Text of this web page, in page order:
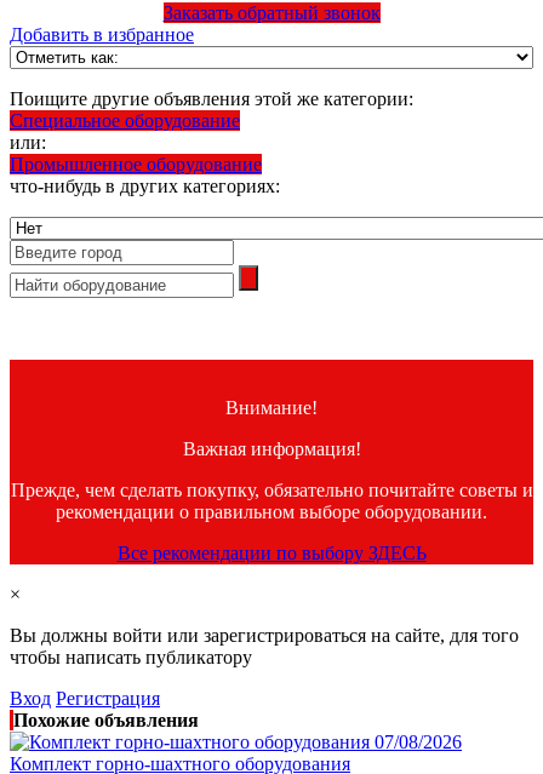
Заказать обратный звонок
Добавить в избранное
Поищите другие объявления этой же категории:
Специальное оборудование
или:
Промышленное оборудование
что-нибудь в других категориях:
Внимание!
Важная информация!
Прежде, чем сделать покупку, обязательно почитайте советы и
рекомендации о правильном выборе оборудовании.
Все рекомендации по выбору ЗДЕСЬ
×
Вы должны войти или зарегистрироваться на сайте, для того
чтобы написать публикатору
Вход Регистрация
Похожие объявления
07/08/2026
Комплект горно-шахтного оборудования